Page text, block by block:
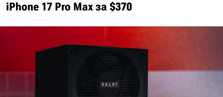
iPhone 17 Pro Max за $370